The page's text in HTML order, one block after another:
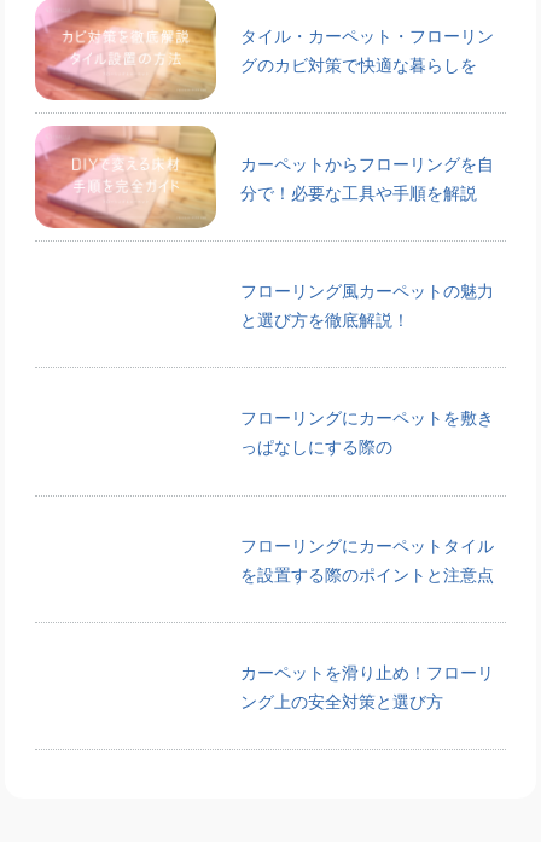
タイル・カーペット・フローリン
グのカビ対策で快適な暮らしを
カーペットからフローリングを自
分で！必要な工具や手順を解説
フローリング風カーペットの魅力
と選び方を徹底解説！
フローリングにカーペットを敷き
っぱなしにする際の
フローリングにカーペットタイル
を設置する際のポイントと注意点
カーペットを滑り止め！フローリ
ング上の安全対策と選び方